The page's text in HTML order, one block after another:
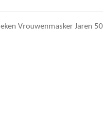
Vrouwenmasker Jaren 50